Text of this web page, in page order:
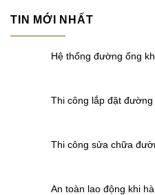
TIN MỚI NHẤT
Hệ thống đường ống
Thi công lắp đặt
Thi công sửa chữa
An toàn lao động khi